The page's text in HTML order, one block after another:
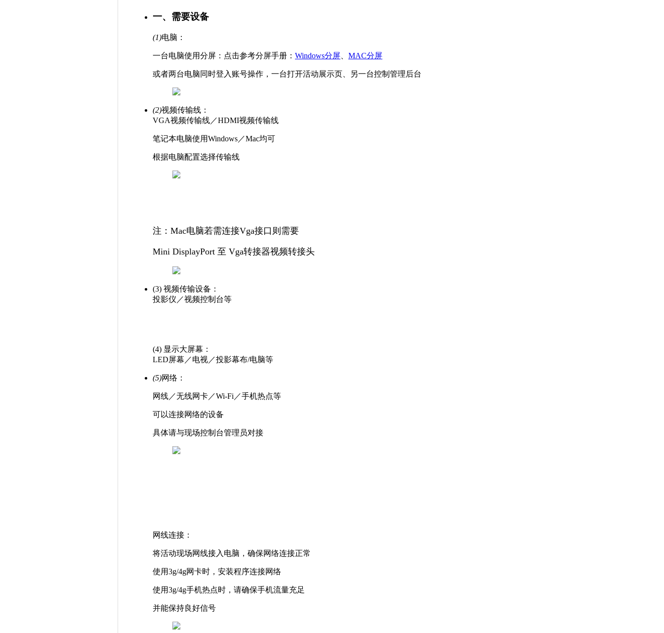
一、需要设备
(1)电脑：
一台电脑使用分屏：点击参考分屏手册： Windows分屏 MAC分屏
或者两台电脑同时登入账号操作，一台打开活动展示页、另一台控制管理后台
(2)视频传输线：
VGA视频传输线／HDMI视频传输线
笔记本电脑使用Windows／Mac均可
根据电脑配置选择传输线
注：Mac电脑若需连接Vga接口则需要
Mini DisplayPort 至 Vga转接器视频转接头
(3) 视频传输设备：
投影仪／视频控制台等
(4) 显示大屏幕：
LED屏幕／电视／投影幕布/电脑等
(5)网络：
网线／无线网卡／Wi-Fi／手机热点等
可以连接网络的设备
具体请与现场控制台管理员对接
网线连接：
将活动现场网线接入电脑，确保网络连接正常
使用3g/4g网卡时，安装程序连接网络
使用3g/4g手机热点时，请确保手机流量充足
并能保持良好信号